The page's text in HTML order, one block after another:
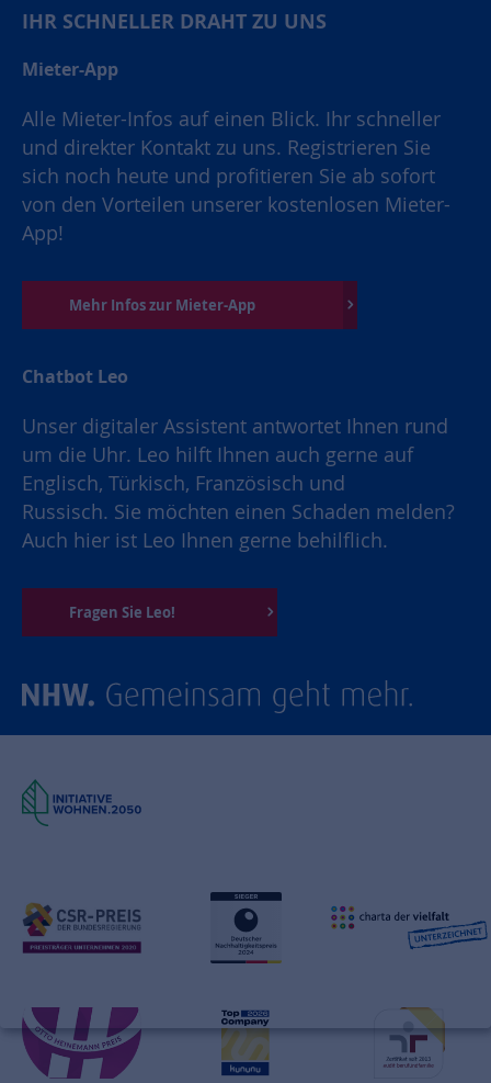
IHR SCHNELLER DRAHT ZU UNS
Mieter-App
Alle Mieter-Infos auf einen Blick. Ihr schneller
und direkter Kontakt zu uns. Registrieren Sie
sich noch heute und profitieren Sie ab sofort
von den Vorteilen unserer kostenlosen Mieter-
App!
Mehr Infos zur Mieter-App
Chatbot Leo
Unser digitaler Assistent antwortet Ihnen rund
um die Uhr. Leo hilft Ihnen auch gerne auf
Englisch, Türkisch, Französisch und
Russisch. Sie möchten einen Schaden melden?
Auch hier ist Leo Ihnen gerne behilflich.
Fragen Sie Leo!